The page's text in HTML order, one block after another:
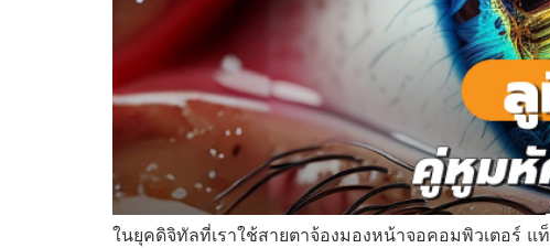
ในยุคดิจิทัลที่เราใช้สายตาจ้องมองหน้าจอคอมพิวเตอร์ แ